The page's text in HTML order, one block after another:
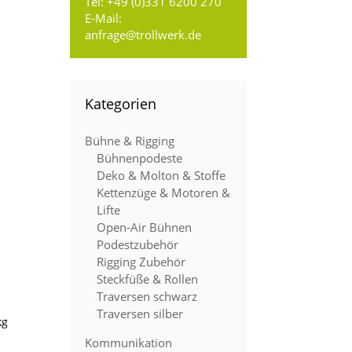
E-Mail:
anfrage@trollwerk.de
Kategorien
Bühne & Rigging
Bühnenpodeste
Deko & Molton & Stoffe
Kettenzüge & Motoren &
Lifte
Open-Air Bühnen
Podestzubehör
Rigging Zubehör
Steckfüße & Rollen
Traversen schwarz
Traversen silber
Kommunikation